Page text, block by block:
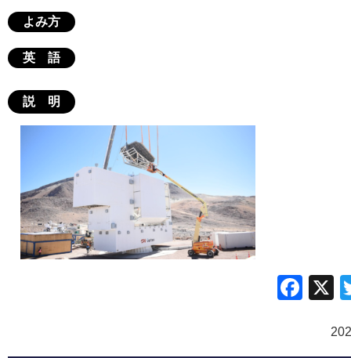
よみ方
英 語
説 明